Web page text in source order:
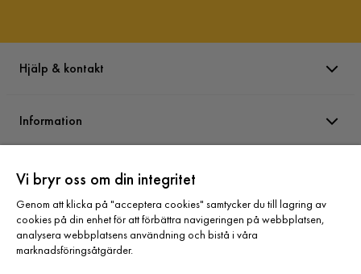
Hjälp & kontakt
Information
Varumärken
Sortiment
Vi bryr oss om din integritet
Genom att klicka på "acceptera cookies" samtycker du till lagring av
cookies på din enhet för att förbättra navigeringen på webbplatsen,
analysera webbplatsens användning och bistå i våra
marknadsföringsåtgärder.